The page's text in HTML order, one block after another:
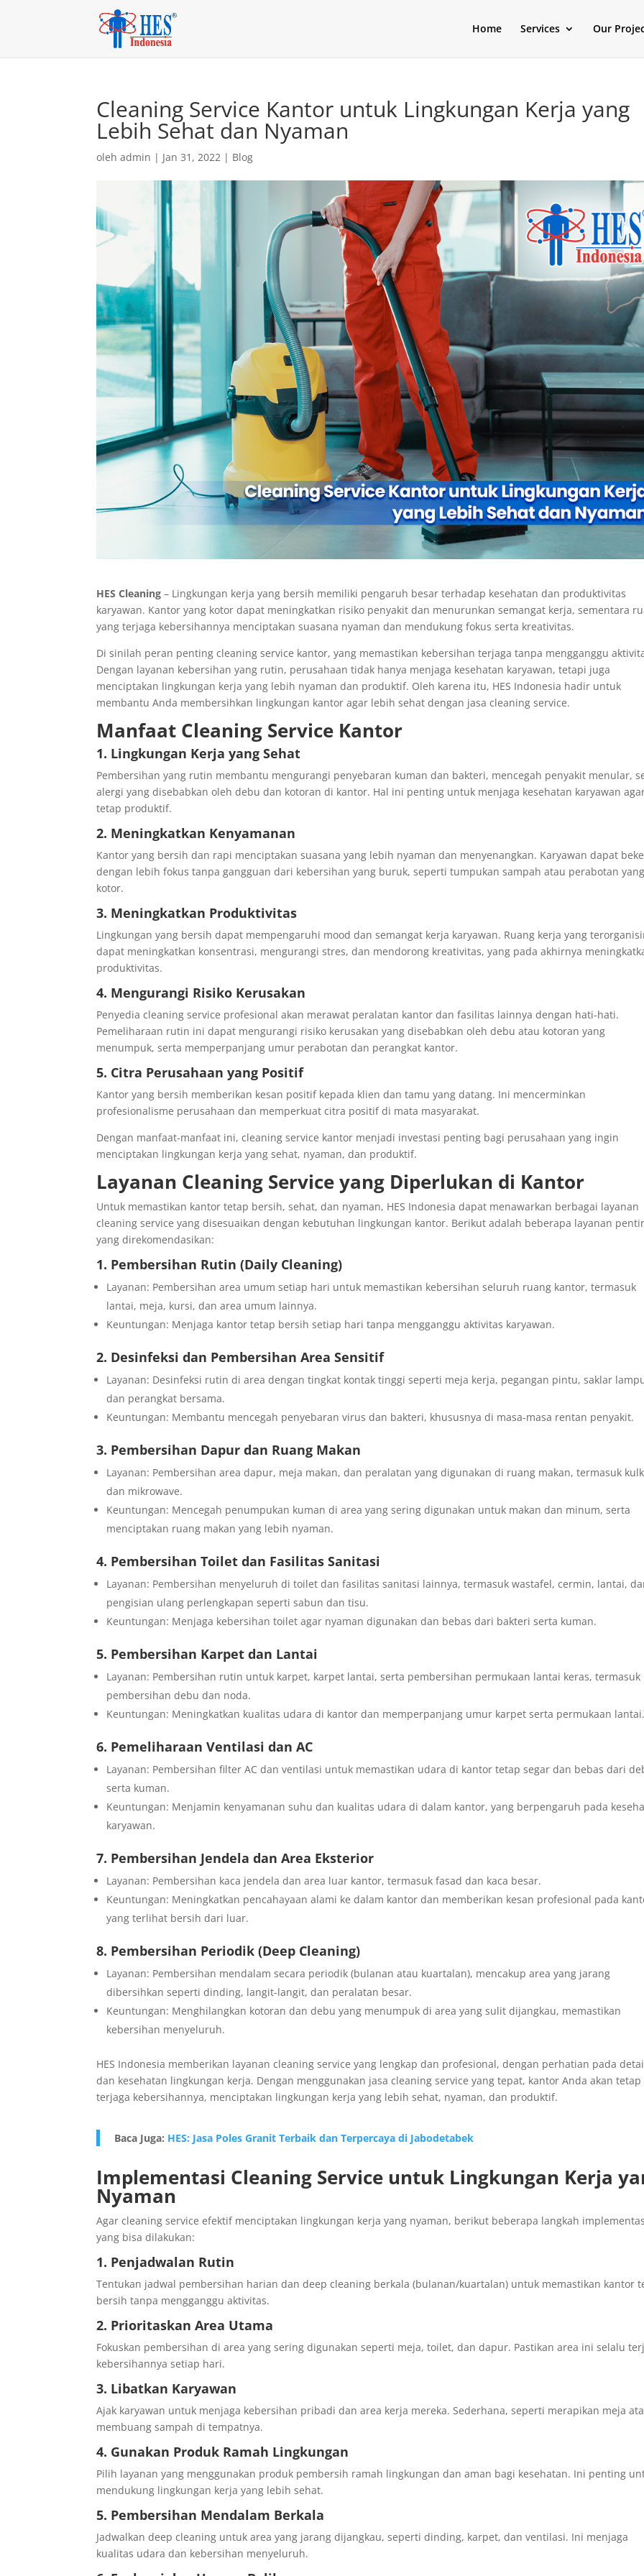
Home Services Our
Cleaning Service Kantor untuk Lingkungan Kerja yang
Lebih Sehat dan Nyaman
olehadmin | Jan 31, 2022 | Blog
HES Cleaning – Lingkungan kerja yang bersih memiliki pengaruh besar terhadap kesehatan dan produktivitas
karyawan. Kantor yang kotor dapat meningkatkan risiko penyakit dan menurunkan semangat kerja, sementara
yang terjaga kebersihannya menciptakan suasana nyaman dan mendukung fokus serta kreativitas.
Di sinilah peran penting cleaning service kantor, yang memastikan kebersihan terjaga tanpa mengganggu
Dengan layanan kebersihan yang rutin, perusahaan tidak hanya menjaga kesehatan karyawan, tetapi juga
menciptakan lingkungan kerja yang lebih nyaman dan produktif. Oleh karena itu, HES Indonesia hadir untuk
membantu Anda membersihkan lingkungan kantor agar lebih sehat dengan jasa cleaning service.
Manfaat Cleaning Service Kantor
1. Lingkungan Kerja yang Sehat
Pembersihan yang rutin membantu mengurangi penyebaran kuman dan bakteri, mencegah penyakit menular,
alergi yang disebabkan oleh debu dan kotoran di kantor. Hal ini penting untuk menjaga kesehatan karyawan
tetap produktif.
2. Meningkatkan Kenyamanan
Kantor yang bersih dan rapi menciptakan suasana yang lebih nyaman dan menyenangkan. Karyawan dapat
dengan lebih fokus tanpa gangguan dari kebersihan yang buruk, seperti tumpukan sampah atau perabotan
kotor.
3. Meningkatkan Produktivitas
Lingkungan yang bersih dapat mempengaruhi mood dan semangat kerja karyawan. Ruang kerja yang
dapat meningkatkan konsentrasi, mengurangi stres, dan mendorong kreativitas, yang pada akhirnya
produktivitas.
4. Mengurangi Risiko Kerusakan
Penyedia cleaning service profesional akan merawat peralatan kantor dan fasilitas lainnya dengan hati-hati.
Pemeliharaan rutin ini dapat mengurangi risiko kerusakan yang disebabkan oleh debu atau kotoran yang
menumpuk, serta memperpanjang umur perabotan dan perangkat kantor.
5. Citra Perusahaan yang Positif
Kantor yang bersih memberikan kesan positif kepada klien dan tamu yang datang. Ini mencerminkan
profesionalisme perusahaan dan memperkuat citra positif di mata masyarakat.
Dengan manfaat-manfaat ini, cleaning service kantor menjadi investasi penting bagi perusahaan yang ingin
menciptakan lingkungan kerja yang sehat, nyaman, dan produktif.
Layanan Cleaning Service yang Diperlukan di Kantor
Untuk memastikan kantor tetap bersih, sehat, dan nyaman, HES Indonesia dapat menawarkan berbagai layanan
cleaning service yang disesuaikan dengan kebutuhan lingkungan kantor. Berikut adalah beberapa layanan
yang direkomendasikan:
1. Pembersihan Rutin (Daily Cleaning)
Layanan: Pembersihan area umum setiap hari untuk memastikan kebersihan seluruh ruang kantor, termasuk
lantai, meja, kursi, dan area umum lainnya.
Keuntungan: Menjaga kantor tetap bersih setiap hari tanpa mengganggu aktivitas karyawan.
2. Desinfeksi dan Pembersihan Area Sensitif
Layanan: Desinfeksi rutin di area dengan tingkat kontak tinggi seperti meja kerja, pegangan pintu, saklar
dan perangkat bersama.
Keuntungan: Membantu mencegah penyebaran virus dan bakteri, khususnya di masa-masa rentan penyakit.
3. Pembersihan Dapur dan Ruang Makan
Layanan: Pembersihan area dapur, meja makan, dan peralatan yang digunakan di ruang makan, termasuk
dan mikrowave.
Keuntungan: Mencegah penumpukan kuman di area yang sering digunakan untuk makan dan minum, serta
menciptakan ruang makan yang lebih nyaman.
4. Pembersihan Toilet dan Fasilitas Sanitasi
Layanan: Pembersihan menyeluruh di toilet dan fasilitas sanitasi lainnya, termasuk wastafel, cermin, lantai,
pengisian ulang perlengkapan seperti sabun dan tisu.
Keuntungan: Menjaga kebersihan toilet agar nyaman digunakan dan bebas dari bakteri serta kuman.
5. Pembersihan Karpet dan Lantai
Layanan: Pembersihan rutin untuk karpet, karpet lantai, serta pembersihan permukaan lantai keras, termasuk
pembersihan debu dan noda.
Keuntungan: Meningkatkan kualitas udara di kantor dan memperpanjang umur karpet serta permukaan
6. Pemeliharaan Ventilasi dan AC
Layanan: Pembersihan filter AC dan ventilasi untuk memastikan udara di kantor tetap segar dan bebas dari
serta kuman.
Keuntungan: Menjamin kenyamanan suhu dan kualitas udara di dalam kantor, yang berpengaruh pada
karyawan.
7. Pembersihan Jendela dan Area Eksterior
Layanan: Pembersihan kaca jendela dan area luar kantor, termasuk fasad dan kaca besar.
Keuntungan: Meningkatkan pencahayaan alami ke dalam kantor dan memberikan kesan profesional pada
yang terlihat bersih dari luar.
8. Pembersihan Periodik (Deep Cleaning)
Layanan: Pembersihan mendalam secara periodik (bulanan atau kuartalan), mencakup area yang jarang
dibersihkan seperti dinding, langit-langit, dan peralatan besar.
Keuntungan: Menghilangkan kotoran dan debu yang menumpuk di area yang sulit dijangkau, memastikan
kebersihan menyeluruh.
HES Indonesia memberikan layanan cleaning service yang lengkap dan profesional, dengan perhatian pada
dan kesehatan lingkungan kerja. Dengan menggunakan jasa cleaning service yang tepat, kantor Anda akan tetap
terjaga kebersihannya, menciptakan lingkungan kerja yang lebih sehat, nyaman, dan produktif.
Baca Juga: HES: Jasa Poles Granit Terbaik dan Terpercaya di Jabodetabek
Implementasi Cleaning Service untuk Lingkungan Kerja
Nyaman
Agar cleaning service efektif menciptakan lingkungan kerja yang nyaman, berikut beberapa langkah
yang bisa dilakukan:
1. Penjadwalan Rutin
Tentukan jadwal pembersihan harian dan deep cleaning berkala (bulanan/kuartalan) untuk memastikan kantor
bersih tanpa mengganggu aktivitas.
2. Prioritaskan Area Utama
Fokuskan pembersihan di area yang sering digunakan seperti meja, toilet, dan dapur. Pastikan area ini selalu
kebersihannya setiap hari.
3. Libatkan Karyawan
Ajak karyawan untuk menjaga kebersihan pribadi dan area kerja mereka. Sederhana, seperti merapikan meja
membuang sampah di tempatnya.
4. Gunakan Produk Ramah Lingkungan
Pilih layanan yang menggunakan produk pembersih ramah lingkungan dan aman bagi kesehatan. Ini penting
mendukung lingkungan kerja yang lebih sehat.
5. Pembersihan Mendalam Berkala
Jadwalkan deep cleaning untuk area yang jarang dijangkau, seperti dinding, karpet, dan ventilasi. Ini menjaga
kualitas udara dan kebersihan menyeluruh.